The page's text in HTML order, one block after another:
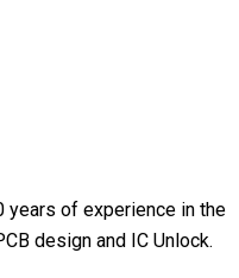
years of experience in the
design and IC Unlock.